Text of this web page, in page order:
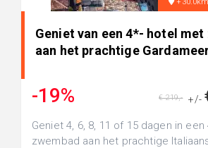
Geniet van een 4*- hotel met
aan het prachtige
-19% +/-
€ 219,-
Geniet 4, 6, 8, 11 of 15 dagen in
zwembad aan het prachtige